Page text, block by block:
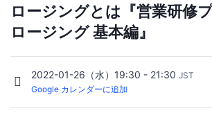
ロージングとは『営業研修
ロージング 基本編』
2022-01-26（水）19:30 - 21:30 JST
Google カレンダーに追加